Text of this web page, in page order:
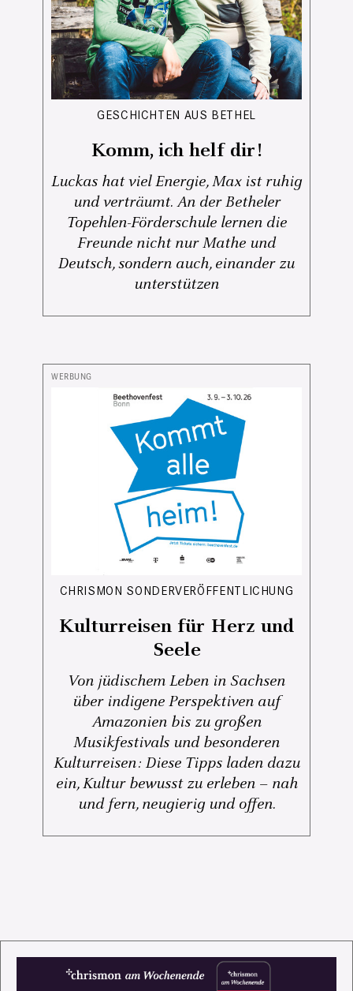
GESCHICHTEN AUS BETHEL
Komm, ich helf dir!
Luckas hat viel Energie, Max ist ruhig
und verträumt. An der Betheler
Topehlen-Förderschule lernen die
Freunde nicht nur Mathe und
Deutsch, sondern auch, einander zu
unterstützen
CHRISMON SONDERVERÖFFENTLICHUNG
Kulturreisen für Herz und
Seele
Von jüdischem Leben in Sachsen
über indigene Perspektiven auf
Amazonien bis zu großen
Musikfestivals und besonderen
Kulturreisen: Diese Tipps laden dazu
ein, Kultur bewusst zu erleben – nah
und fern, neugierig und offen.